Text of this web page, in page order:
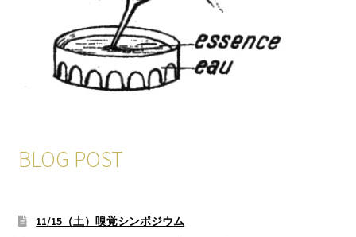
BLOG POST
11/15（土）嗅覚シンポジウム